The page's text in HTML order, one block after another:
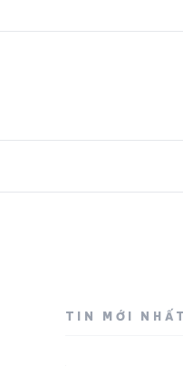
TIN MỚI NHẤT